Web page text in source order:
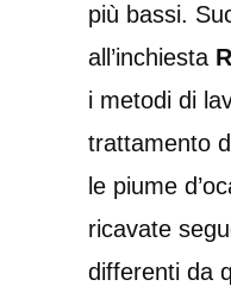
più bassi.
all’inchiesta
i metodi di
trattamento
le piume
ricavate
differenti da